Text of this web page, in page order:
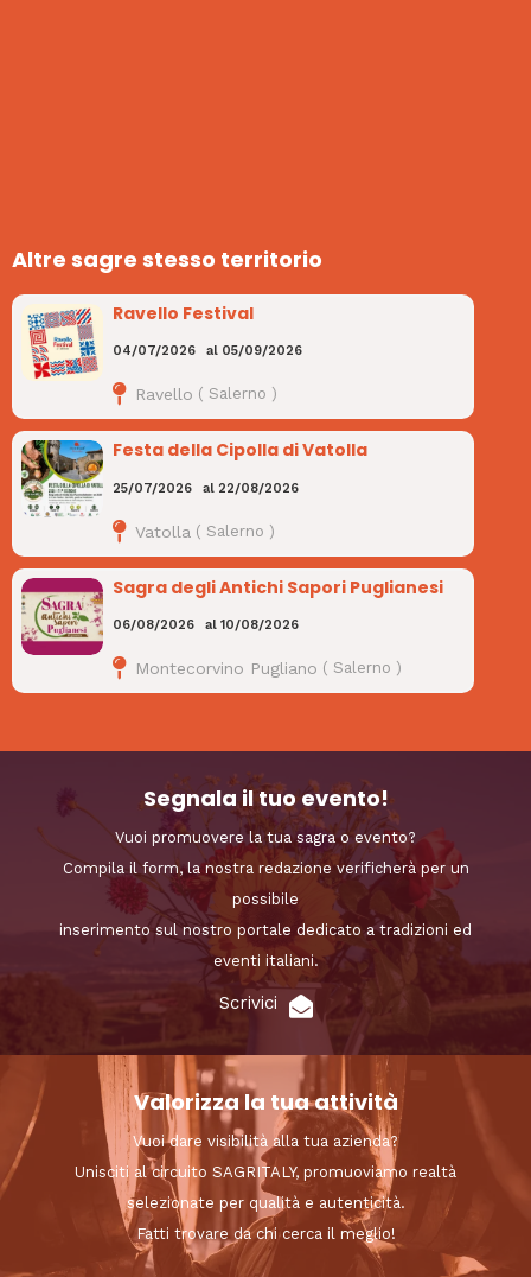
Altre sagre stesso territorio
Ravello Festival
04/07/2026 al 05/09/2026
Ravello ( Salerno )
Festa della Cipolla di Vatolla
25/07/2026 al 22/08/2026
Vatolla ( Salerno )
Sagra degli Antichi Sapori Puglianesi
06/08/2026 al 10/08/2026
Montecorvino Pugliano ( Salerno )
Segnala il tuo evento!
Vuoi promuovere la tua sagra o evento?
Compila il form, la nostra redazione verificherà per un
possibile
inserimento sul nostro portale dedicato a tradizioni ed
eventi italiani.
Scrivici
Valorizza la tua attività
Vuoi dare visibilità alla tua azienda?
Unisciti al circuito SAGRITALY, promuoviamo realtà
selezionate per qualità e autenticità.
Fatti trovare da chi cerca il meglio!